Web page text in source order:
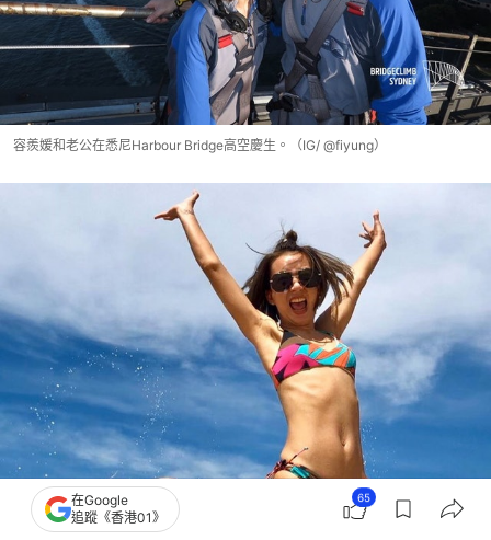
容羨媛和老公在悉尼Harbour Bridge高空慶生。（IG/ @fiyung）
在Google
追蹤《香港01》
65